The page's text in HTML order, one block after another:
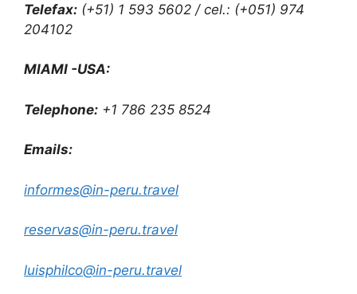
Telefax: (+51) 1 593 5602 / cel.: (+051) 974
204102
MIAMI -USA:
Telephone: +1 786 235 8524
Emails:
informes@in-peru.travel
reservas@in-peru.travel
luisphilco@in-peru.travel